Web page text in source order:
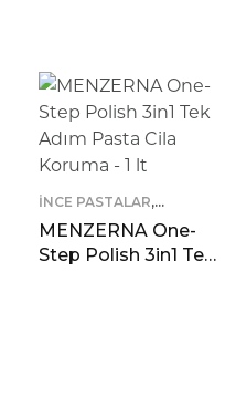
İNCE PASTALAR,
MENZERNA One-
Step Polish 3in1 Tek